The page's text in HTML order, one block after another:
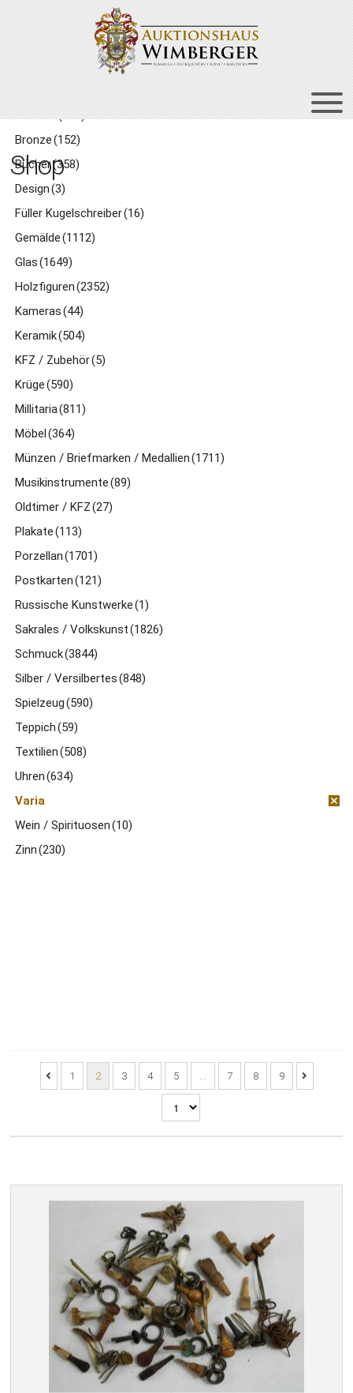
HOME
AUKTIONEN
BIETEN
VERGANGENE AUKTIONEN
ÜBER UNS
KONTAKT
NEWSLETTER
Shop
1 2 3 4 5 7 8 9
Bronze(152)
Bücher(358)
Design(3)
Füller Kugelschreiber(16)
Gemälde(1112)
Glas(1649)
Holzfiguren(2352)
Kameras(44)
Keramik(504)
KFZ / Zubehör(5)
Krüge(590)
Millitaria(811)
Möbel(364)
Münzen / Briefmarken / Medallien(1711)
Musikinstrumente(89)
Oldtimer / KFZ(27)
Plakate(113)
Porzellan(1701)
Postkarten(121)
Russische Kunstwerke(1)
Sakrales / Volkskunst(1826)
Schmuck(3844)
Silber / Versilbertes(848)
Spielzeug(590)
Teppich(59)
Textilien(508)
Uhren(634)
Varia
Wein / Spirituosen(10)
Zinn(230)